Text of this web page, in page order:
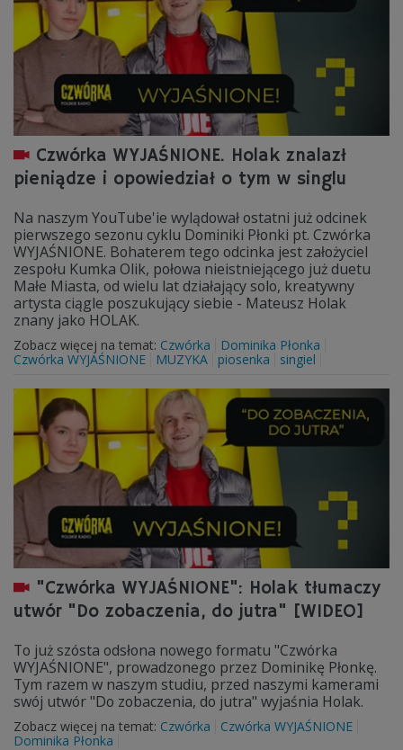
Czwórka WYJAŚNIONE. Holak znalazł
pieniądze i opowiedział o tym w singlu
Na naszym YouTube'ie wylądował ostatni już odcinek
pierwszego sezonu cyklu Dominiki Płonki pt. Czwórka
WYJAŚNIONE. Bohaterem tego odcinka jest założyciel
zespołu Kumka Olik, połowa nieistniejącego już duetu
Małe Miasta, od wielu lat działający solo, kreatywny
artysta ciągle poszukujący siebie - Mateusz Holak
znany jako HOLAK.
Zobacz więcej na temat: Czwórka
Dominika Płonka
Czwórka WYJAŚNIONE
MUZYKA piosenka singiel
"Czwórka WYJAŚNIONE": Holak tłumaczy
utwór "Do zobaczenia, do jutra" [WIDEO]
To już szósta odsłona nowego formatu "Czwórka
WYJAŚNIONE", prowadzonego przez Dominikę Płonkę.
Tym razem w naszym studiu, przed naszymi kamerami
swój utwór "Do zobaczenia, do jutra" wyjaśnia Holak.
Zobacz więcej na temat: Czwórka
Czwórka WYJAŚNIONE
Dominika Płonka